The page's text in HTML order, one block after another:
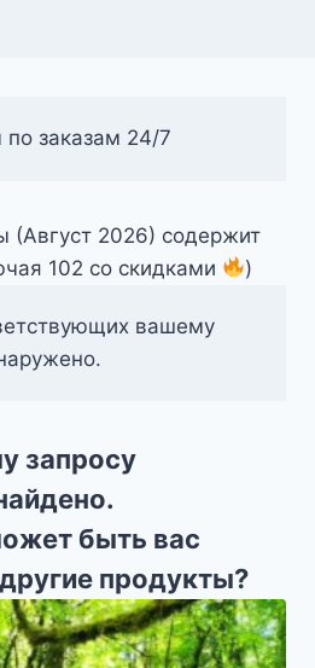
по заказам 24/7
(Август 2026) содержит
102 со скидками
)
вашему
запросу
быть вас
продукты?